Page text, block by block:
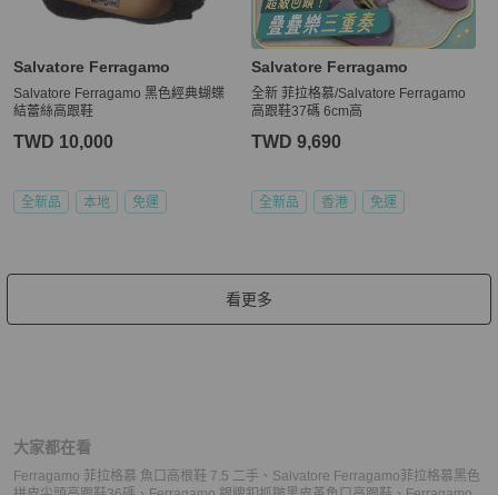
Salvatore Ferragamo
Salvatore Ferragamo 黑色經典蝴蝶
結蕾絲高跟鞋
TWD 10,000
全新品 本地 免運
Salvatore Ferragamo
全新 菲拉格慕/Salvatore Ferragamo
高跟鞋37碼 6cm高
TWD 9,690
全新品 香港 免運
看更多
大家都在看
Ferragamo 菲拉格慕 魚口高根鞋 7.5 二手 、 Salvatore Ferragamo菲拉格慕黑色